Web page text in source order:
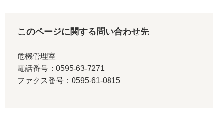
このページに関する問い合わせ先
危機管理室
電話番号：0595-63-7271
ファクス番号：0595-61-0815